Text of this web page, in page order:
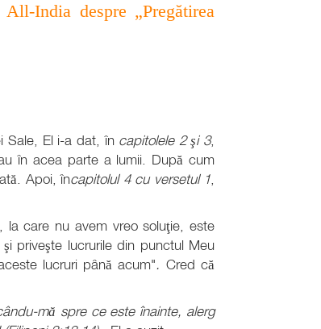
India despre „Pregătirea
Sale, El i-a dat, în capitolele 2 şi 3,
în acea parte a lumii. După cum
Apoi, încapitolul 4 cu versetul 1
la care nu avem vreo soluţie, este
priveşte lucrurile din punctul Meu
lucruri până acum". Cred că
mă spre ce este înainte, alerg